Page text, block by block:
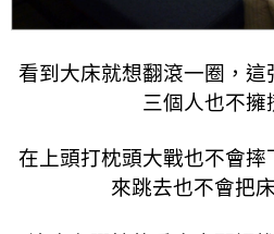
看到大床就想翻滾一圈，這
三個人也不擁
在上頭打枕頭大戰也不會摔
來跳去也不會把